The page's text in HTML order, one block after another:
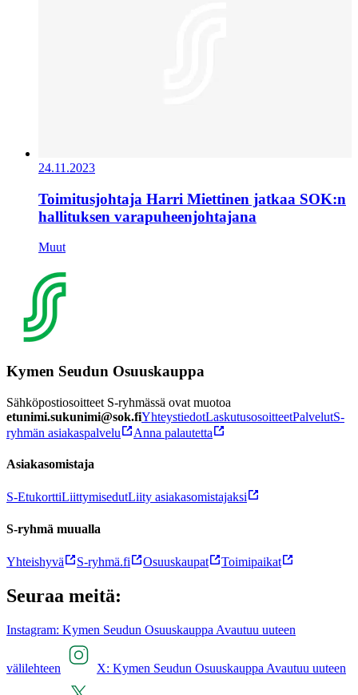
24.11.2023
Toimitusjohtaja Harri Miettinen jatkaa SOK:n
hallituksen varapuheenjohtajana
Muut
Kymen Seudun Osuuskauppa
Sähköpostiosoitteet S-ryhmässä ovat muotoa
etunimi.sukunimi@sok.fiYhteystiedotLaskutusosoitteetPalvelutS-
ryhmän asiakaspalvelu
Anna palautetta
Asiakasomistaja
S-EtukorttiLiittymisedutLiity asiakasomistajaksi
S-ryhmä muualla
Yhteishyvä S-ryhmä.fi Osuuskaupat Toimipaikat
Seuraa meitä:
Instagram: Kymen Seudun Osuuskauppa Avautuu uuteen
välilehteen X: Kymen Seudun Osuuskauppa Avautuu uuteen